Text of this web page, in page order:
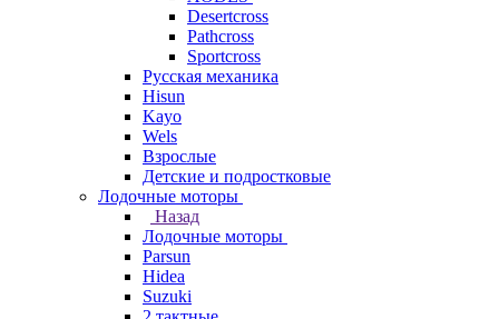
Desertcross
Pathcross
Sportcross
Русская механика
Hisun
Kayo
Wels
Взрослые
Детские и подростковые
Лодочные моторы
Назад
Лодочные моторы
Parsun
Hidea
Suzuki